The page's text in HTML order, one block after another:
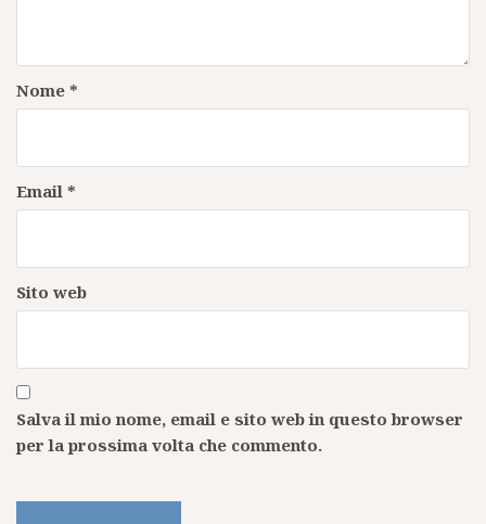
Nome *
Email *
Sito web
Salva il mio nome, email e sito web in questo browser
per la prossima volta che commento.